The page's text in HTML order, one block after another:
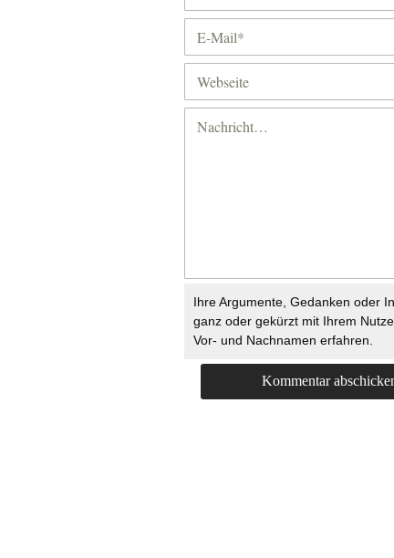
Ihre Argumente, Gedanken oder
ganz oder gekürzt mit Ihrem
Vor- und Nachnamen erfahren.